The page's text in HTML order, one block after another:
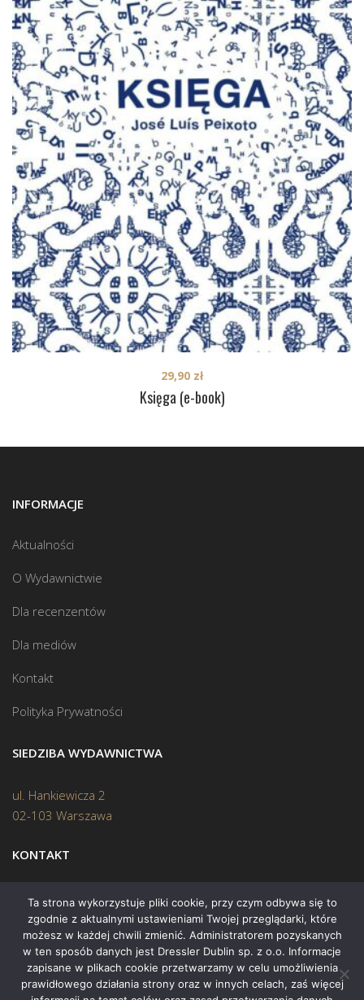
Księga (e-book)
29,90 zł
INFORMACJE
Aktualności
O Wydawnictwie
Dla recenzentów
Dla mediów
Kontakt
Polityka Prywatności
SIEDZIBA WYDAWNICTWA
ul. Hankiewicza 2
02-103 Warszawa
KONTAKT
Biuro: (22) 45 70 402
Mail:biuro@swiatksiazki.pl
Ta strona wykorzystuje pliki cookie, przy czym odbywa się to
zgodnie z aktualnymi ustawieniami Twojej przeglądarki, które
możesz w każdej chwili zmienić. Administratorem pozyskanych
w ten sposób danych jest Dressler Dublin sp. z o.o. Informacje
zapisane w plikach cookie przetwarzamy w celu umożliwienia
prawidłowego działania strony oraz w innych celach, zaś więcej